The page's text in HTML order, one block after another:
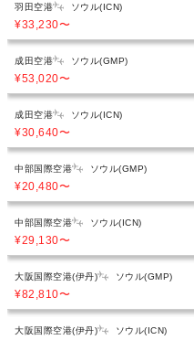
羽田空港 ソウル(ICN)
¥33,230〜
成田空港 ソウル(GMP)
¥53,020〜
成田空港 ソウル(ICN)
¥30,640〜
中部国際空港 ソウル(GMP)
¥20,480〜
中部国際空港 ソウル(ICN)
¥29,130〜
大阪国際空港(伊丹) ソウル(GMP)
¥82,810〜
大阪国際空港(伊丹) ソウル(ICN)